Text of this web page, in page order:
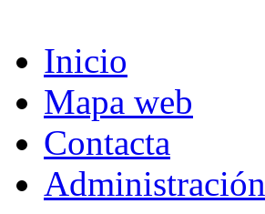
Inicio
Mapa web
Contacta
Administración